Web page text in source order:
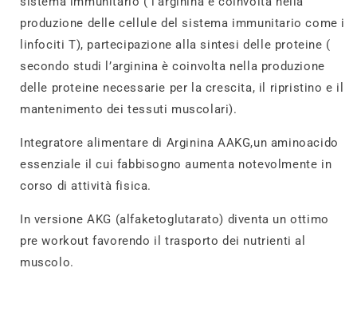
produzione delle cellule del sistema immunitario come i
linfociti T), partecipazione alla sintesi delle proteine (
secondo studi l’arginina è coinvolta nella produzione
delle proteine necessarie per la crescita, il ripristino e il
mantenimento dei tessuti muscolari).
Integratore alimentare di Arginina AAKG,un aminoacido
essenziale il cui fabbisogno aumenta notevolmente in
corso di attività fisica.
In versione AKG (alfaketoglutarato) diventa un ottimo
pre workout favorendo il trasporto dei nutrienti al
muscolo.